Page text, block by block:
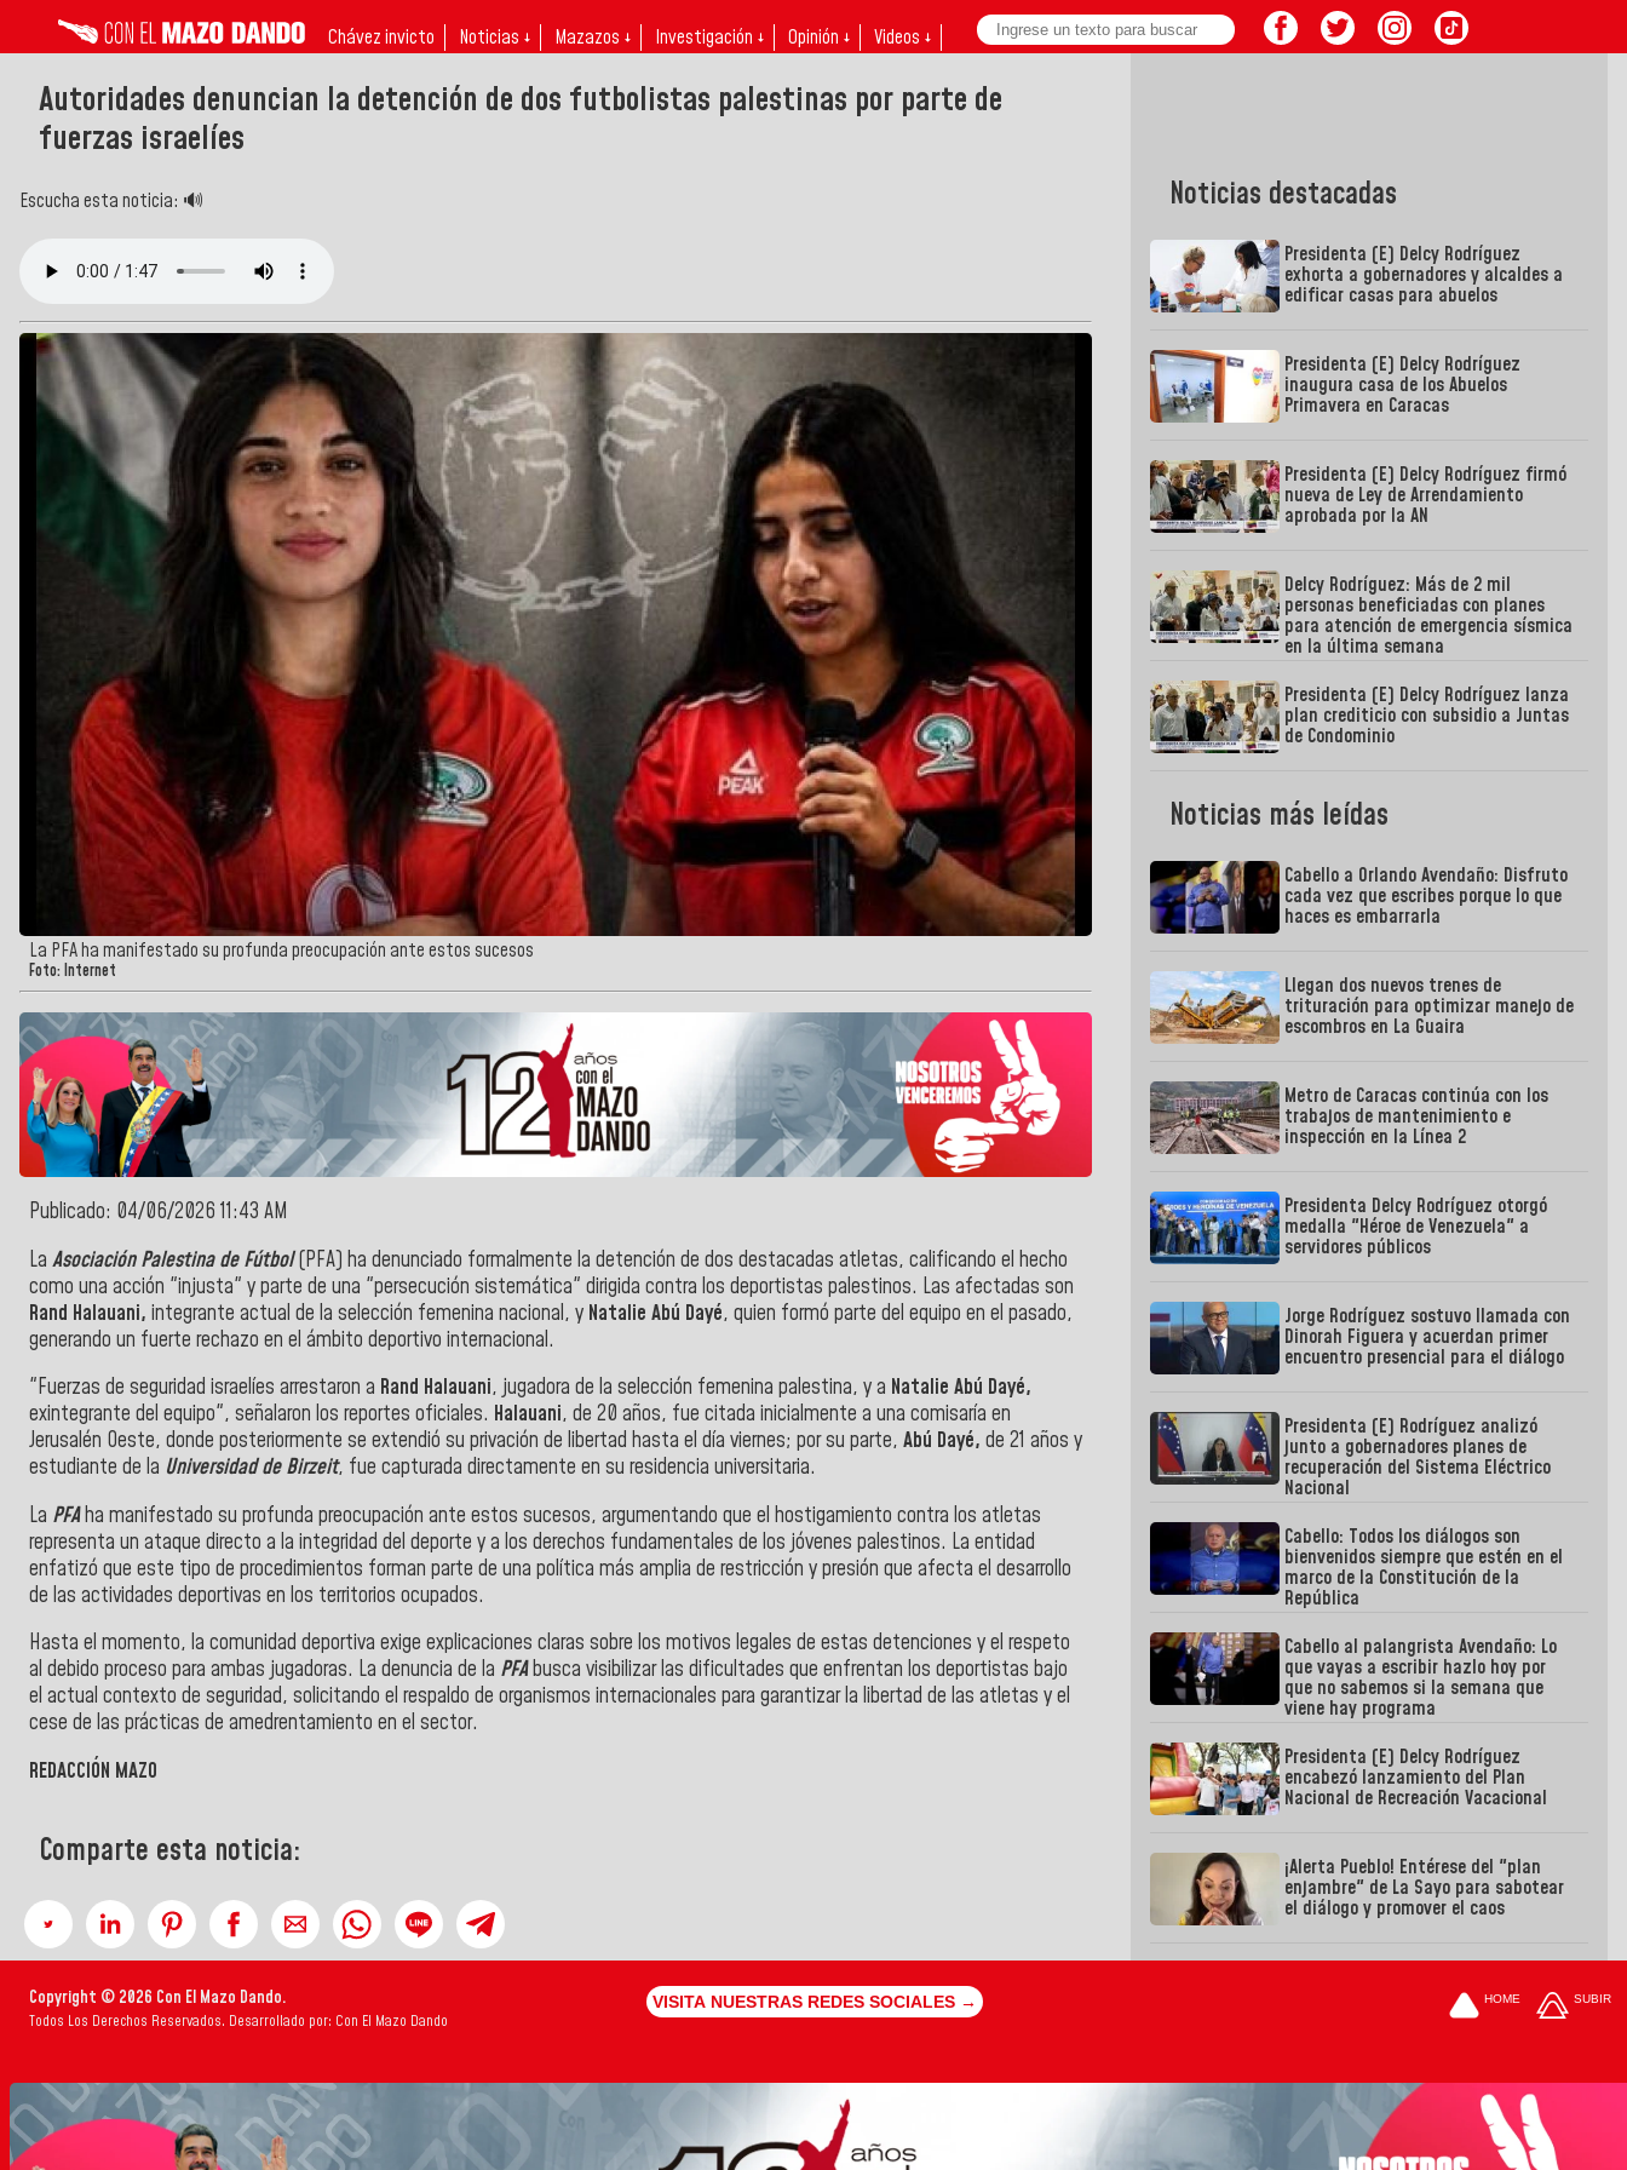
Chávez invicto Noticias ↓ Mazazos ↓ Investigación ↓ Opinión ↓ Videos ↓
Autoridades denuncian la detención de dos futbolistas palestinas por parte de
fuerzas israelíes
Escucha esta noticia: 🔊
La PFA ha manifestado su profunda preocupación ante estos sucesos
Foto: Internet
Publicado: 04/06/2026 11:43 AM
La Asociación Palestina de Fútbol(PFA) ha denunciado formalmente la detención de dos destacadas atletas, calificando el hecho
como una acción "injusta" y parte de una "persecución sistemática" dirigida contra los deportistas palestinos. Las afectadas son
Rand Halauani, integrante actual de la selección femenina nacional, y Natalie Abú Dayé, quien formó parte del equipo en el pasado,
generando un fuerte rechazo en el ámbito deportivo internacional.
"Fuerzas de seguridad israelíes arrestaron a Rand Halauani, jugadora de la selección femenina palestina, y a Natalie Abú Dayé,
exintegrante del equipo", señalaron los reportes oficiales. Halauani, de 20 años, fue citada inicialmente a una comisaría en
Jerusalén Oeste, donde posteriormente se extendió su privación de libertad hasta el día viernes; por su parte, Abú Dayé, de 21 años y
estudiante de la Universidad de Birzeit, fue capturada directamente en su residencia universitaria.
La PFAha manifestado su profunda preocupación ante estos sucesos, argumentando que el hostigamiento contra los atletas
representa un ataque directo a la integridad del deporte y a los derechos fundamentales de los jóvenes palestinos. La entidad
enfatizó que este tipo de procedimientos forman parte de una política más amplia de restricción y presión que afecta el desarrollo
de las actividades deportivas en los territorios ocupados.
Hasta el momento, la comunidad deportiva exige explicaciones claras sobre los motivos legales de estas detenciones y el respeto
al debido proceso para ambas jugadoras. La denuncia de la PFAbusca visibilizar las dificultades que enfrentan los deportistas bajo
el actual contexto de seguridad, solicitando el respaldo de organismos internacionales para garantizar la libertad de las atletas y el
cese de las prácticas de amedrentamiento en el sector.
REDACCIÓN MAZO
Comparte esta noticia:
Noticias destacadas
Presidenta (E) Delcy Rodríguez
exhorta a gobernadores y alcaldes a
edificar casas para abuelos
Presidenta (E) Delcy Rodríguez
inaugura casa de los Abuelos
Primavera en Caracas
Presidenta (E) Delcy Rodríguez firmó
nueva de Ley de Arrendamiento
aprobada por la AN
Delcy Rodríguez: Más de 2 mil
personas beneficiadas con planes
para atención de emergencia sísmica
en la última semana
Presidenta (E) Delcy Rodríguez lanza
plan crediticio con subsidio a Juntas
de Condominio
Noticias más leídas
Cabello a Orlando Avendaño: Disfruto
cada vez que escribes porque lo que
haces es embarrarla
Llegan dos nuevos trenes de
trituración para optimizar manejo de
escombros en La Guaira
Metro de Caracas continúa con los
trabajos de mantenimiento e
inspección en la Línea 2
Presidenta Delcy Rodríguez otorgó
medalla "Héroe de Venezuela" a
servidores públicos
Jorge Rodríguez sostuvo llamada con
Dinorah Figuera y acuerdan primer
encuentro presencial para el diálogo
Presidenta (E) Rodríguez analizó
junto a gobernadores planes de
recuperación del Sistema Eléctrico
Nacional
Cabello: Todos los diálogos son
bienvenidos siempre que estén en el
marco de la Constitución de la
República
Cabello al palangrista Avendaño: Lo
que vayas a escribir hazlo hoy por
que no sabemos si la semana que
viene hay programa
Presidenta (E) Delcy Rodríguez
encabezó lanzamiento del Plan
Nacional de Recreación Vacacional
¡Alerta Pueblo! Entérese del "plan
enjambre" de La Sayo para sabotear
el diálogo y promover el caos
Copyright © 2026 Con El Mazo Dando.
Todos Los Derechos Reservados. Desarrollado por: Con El Mazo Dando
VISITA NUESTRAS REDES SOCIALES → HOME SUBIR